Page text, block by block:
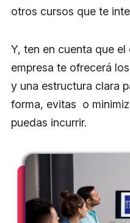
otros cursos que te
Y, ten en cuenta que
empresa te ofrecerá
y una estructura clara
forma, evitas o
puedas incurrir.